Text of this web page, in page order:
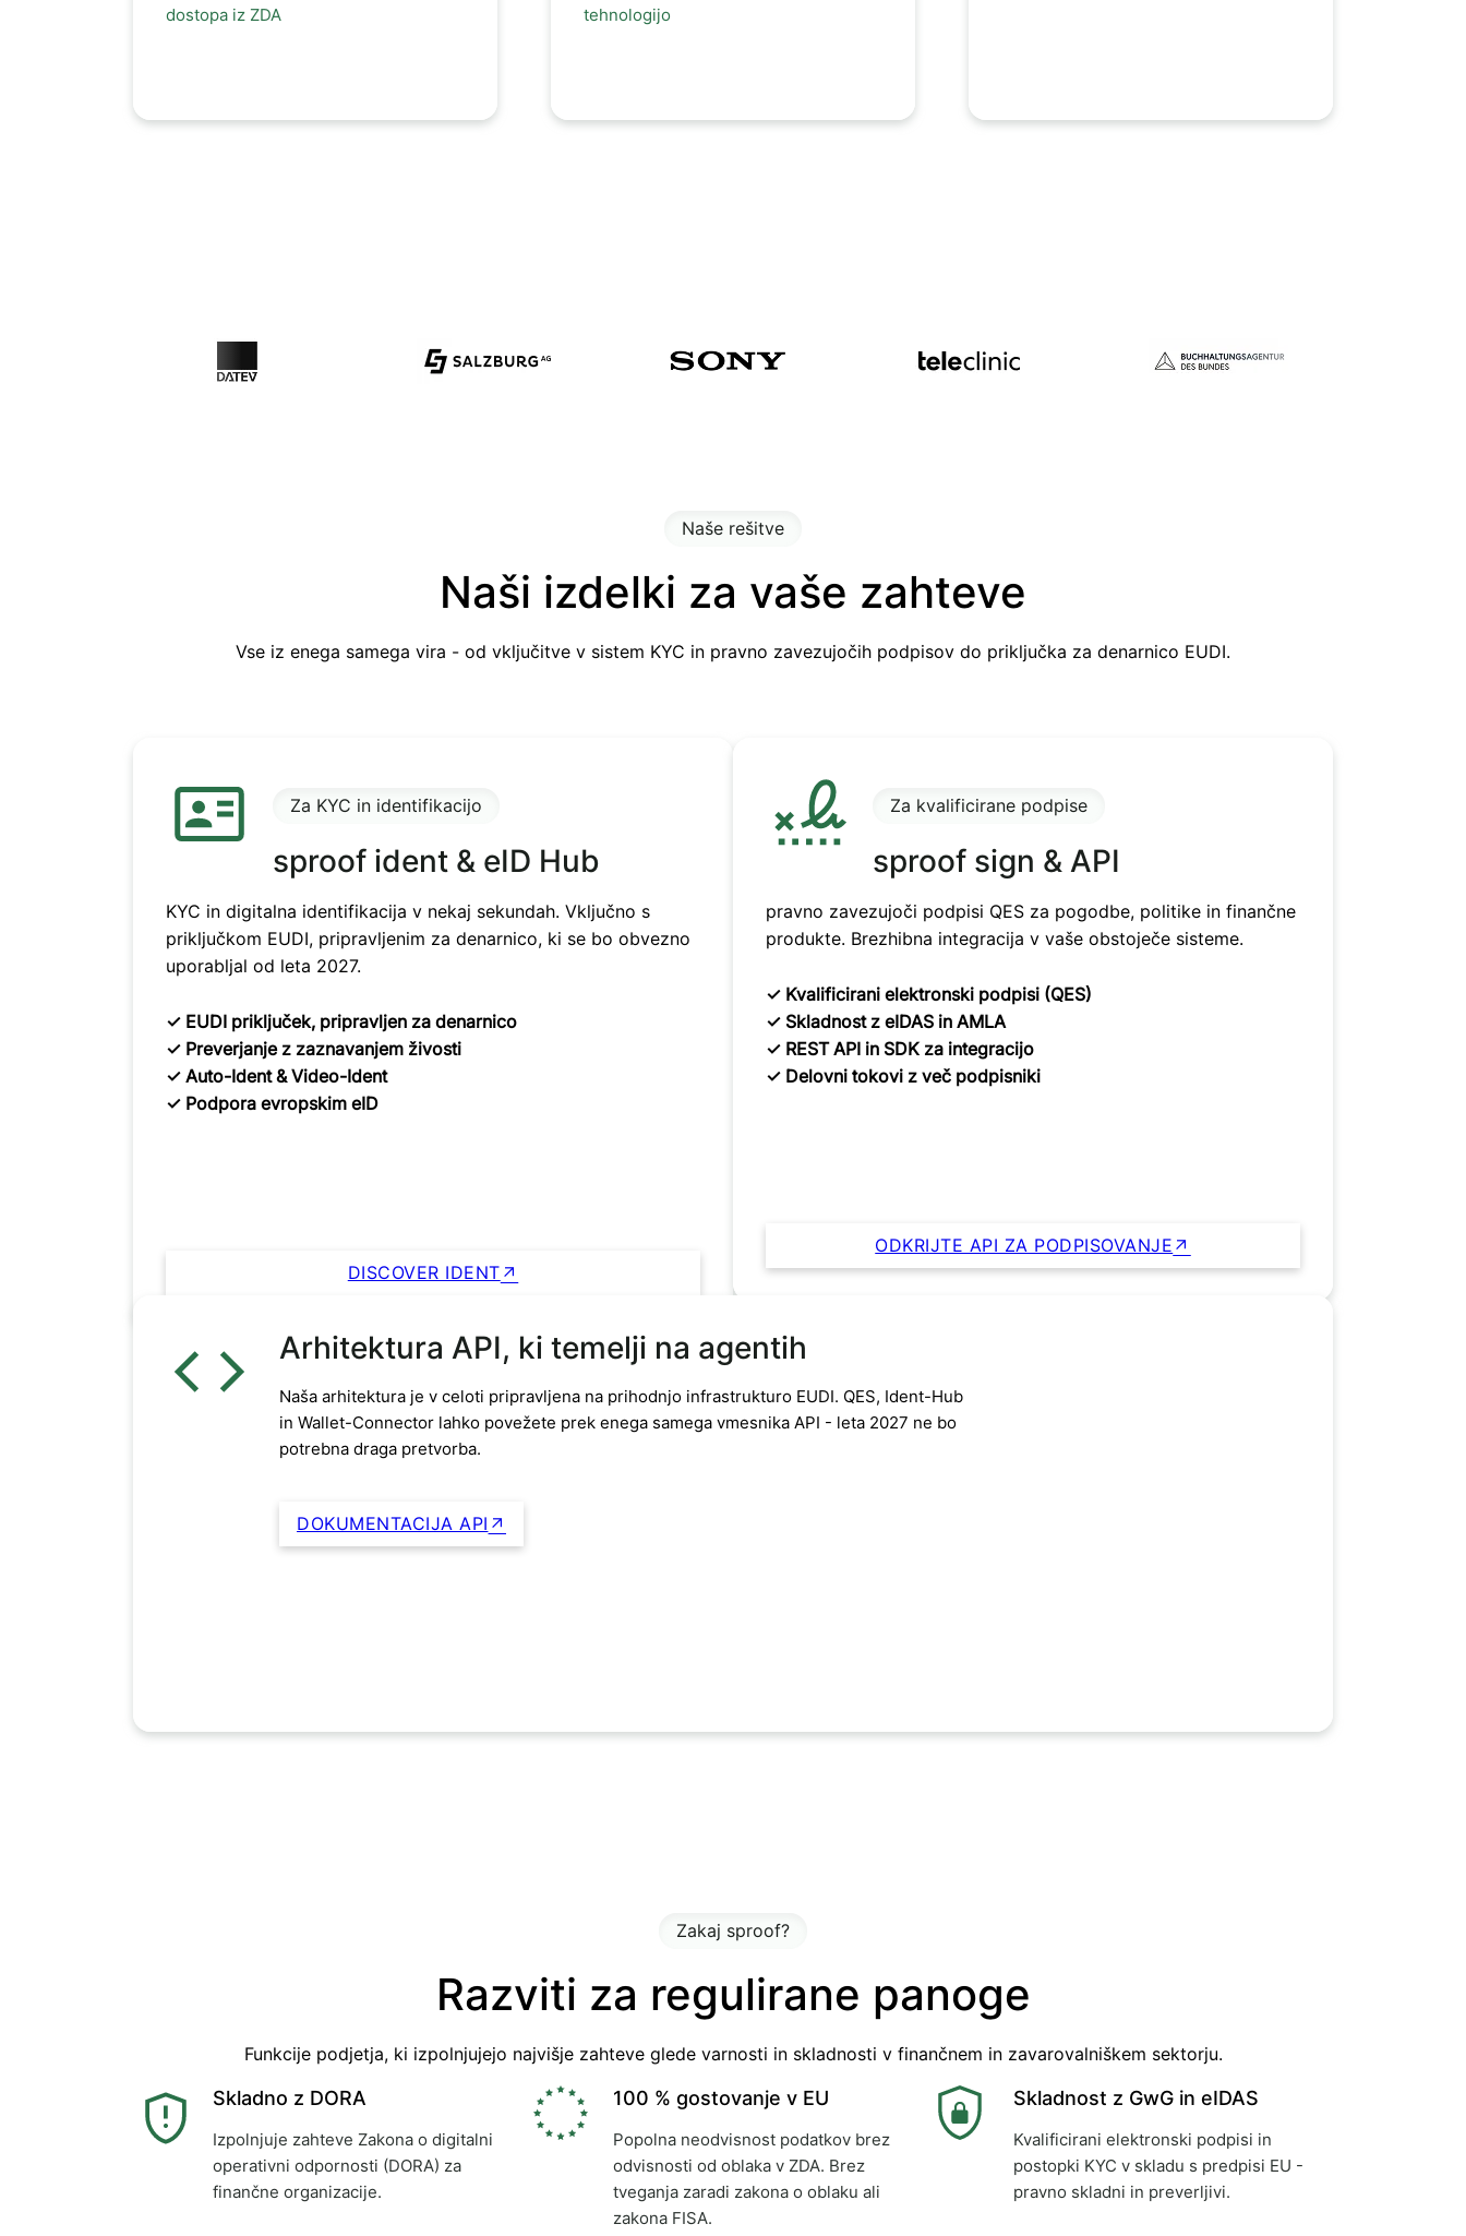
dostopa iz ZDA
tehnologijo
Naše rešitve
Naši izdelki za vaše zahteve
Vse iz enega samega vira - od vključitve v sistem KYC in pravno zavezujočih podpisov do priključka za denarnico EUDI.
Za KYC in identifikacijo
sproof ident & eID Hub
KYC in digitalna identifikacija v nekaj sekundah. Vključno s
priključkom EUDI, pripravljenim za denarnico, ki se bo obvezno
uporabljal od leta 2027.
✓ EUDI priključek, pripravljen za denarnico
✓ Preverjanje z zaznavanjem živosti
✓ Auto-Ident & Video-Ident
✓ Podpora evropskim eID
DISCOVER IDENT
Za kvalificirane podpise
sproof sign & API
pravno zavezujoči podpisi QES za pogodbe, politike in finančne
produkte. Brezhibna integracija v vaše obstoječe sisteme.
✓ Kvalificirani elektronski podpisi (QES)
✓ Skladnost z eIDAS in AMLA
✓ REST API in SDK za integracijo
✓ Delovni tokovi z več podpisniki
ODKRIJTE API ZA PODPISOVANJE
Arhitektura API, ki temelji na agentih
Naša arhitektura je v celoti pripravljena na prihodnjo infrastrukturo EUDI. QES, Ident-Hub
in Wallet-Connector lahko povežete prek enega samega vmesnika API - leta 2027 ne bo
potrebna draga pretvorba.
DOKUMENTACIJA API
Razviti za regulirane panoge
Zakaj sproof?
Funkcije podjetja, ki izpolnjujejo najvišje zahteve glede varnosti in skladnosti v finančnem in zavarovalniškem sektorju.
Skladno z DORA
Izpolnjuje zahteve Zakona o digitalni
operativni odpornosti (DORA) za
finančne organizacije.
100 % gostovanje v EU
Popolna neodvisnost podatkov brez
odvisnosti od oblaka v ZDA. Brez
tveganja zaradi zakona o oblaku ali
zakona FISA.
Skladnost z GwG in eIDAS
Kvalificirani elektronski podpisi in
postopki KYC v skladu s predpisi EU -
pravno skladni in preverljivi.